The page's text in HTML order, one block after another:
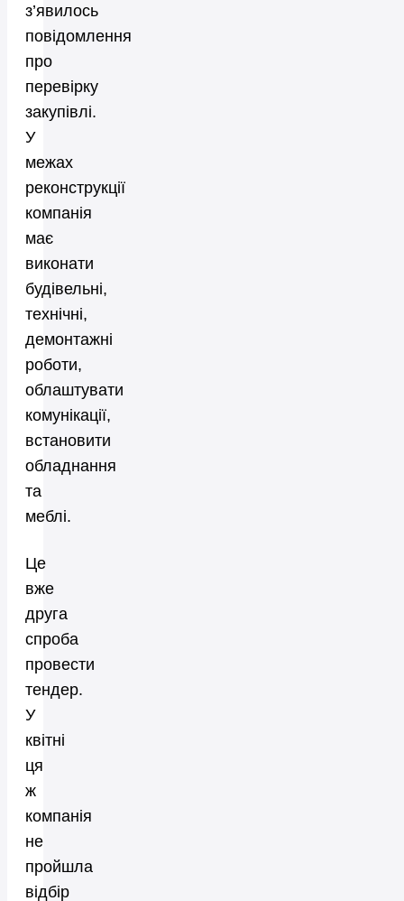
з’явилось
повідомлення
про
перевірку
закупівлі.
У
межах
реконструкції
компанія
має
виконати
будівельні,
технічні,
демонтажні
роботи,
облаштувати
комунікації,
встановити
обладнання
та
меблі.
Це
вже
друга
спроба
провести
тендер.
У
квітні
ця
ж
компанія
не
пройшла
відбір